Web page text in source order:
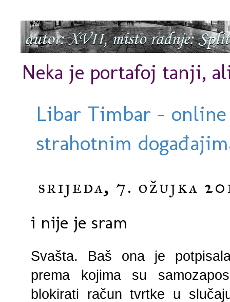
Neka je portafoj tanji,
Libar Timbar -
strahotnim
srijeda, 7. ožujka
i nije je sram
Svašta. Baš ona je
prema kojima su
blokirati račun tvrtke u